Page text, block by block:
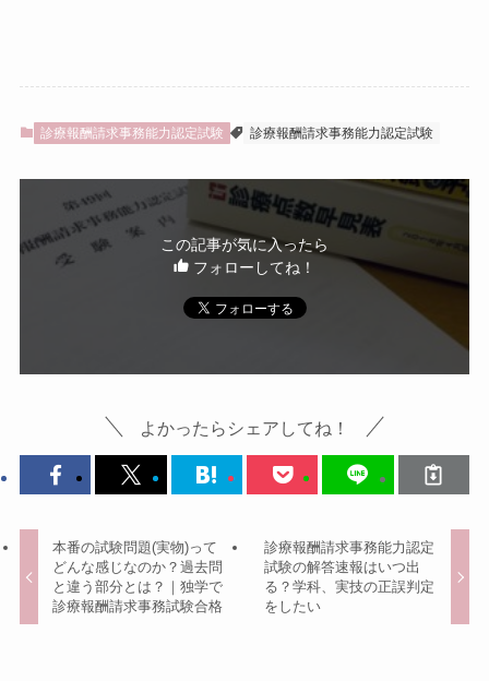
診療報酬請求事務能力認定試験 診療報酬請求事務能力認定試験
この記事が気に入ったら
フォローしてね！
よかったらシェアしてね！
本番の試験問題(実物)って
どんな感じなのか？過去問
と違う部分とは？｜独学で
診療報酬請求事務試験合格
診療報酬請求事務能力認定
試験の解答速報はいつ出
る？学科、実技の正誤判定
をしたい